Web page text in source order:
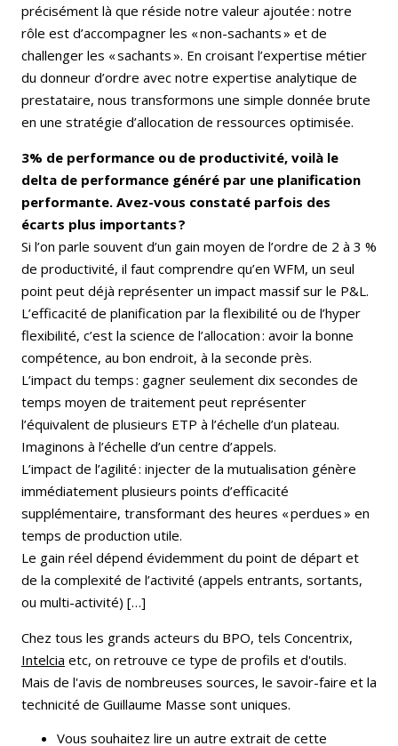
précisément là que réside notre valeur ajoutée : notre
rôle est d’accompagner les « non-sachants » et de
challenger les « sachants ». En croisant l’expertise métier
du donneur d’ordre avec notre expertise analytique de
prestataire, nous transformons une simple donnée brute
en une stratégie d’allocation de ressources optimisée.
3% de performance ou de productivité, voilà le
delta de performance généré par une planification
performante. Avez-vous constaté parfois des
écarts plus importants ?
Si l’on parle souvent d’un gain moyen de l’ordre de 2 à 3 %
de productivité, il faut comprendre qu’en WFM, un seul
point peut déjà représenter un impact massif sur le P&L.
L’efficacité de planification par la flexibilité ou de l’hyper
flexibilité, c’est la science de l’allocation : avoir la bonne
compétence, au bon endroit, à la seconde près.
L’impact du temps : gagner seulement dix secondes de
temps moyen de traitement peut représenter
l’équivalent de plusieurs ETP à l’échelle d’un plateau.
Imaginons à l’échelle d’un centre d’appels.
L’impact de l’agilité : injecter de la mutualisation génère
immédiatement plusieurs points d’efficacité
supplémentaire, transformant des heures « perdues » en
temps de production utile.
Le gain réel dépend évidemment du point de départ et
de la complexité de l’activité (appels entrants, sortants,
ou multi-activité) […]
Chez tous les grands acteurs du BPO, tels Concentrix,
Intelcia etc, on retrouve ce type de profils et d'outils.
Mais de l'avis de nombreuses sources, le savoir-faire et la
technicité de Guillaume Masse sont uniques.
Vous souhaitez lire un autre extrait de cette